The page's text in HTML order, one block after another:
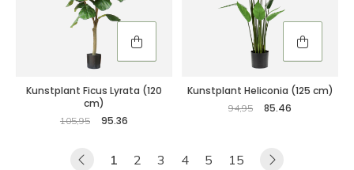
Kunstplant Ficus Lyrata (120
cm)
105,95 95.36
Kunstplant Heliconia (125 cm)
94,95 85.46
1 2 3 4 5 15